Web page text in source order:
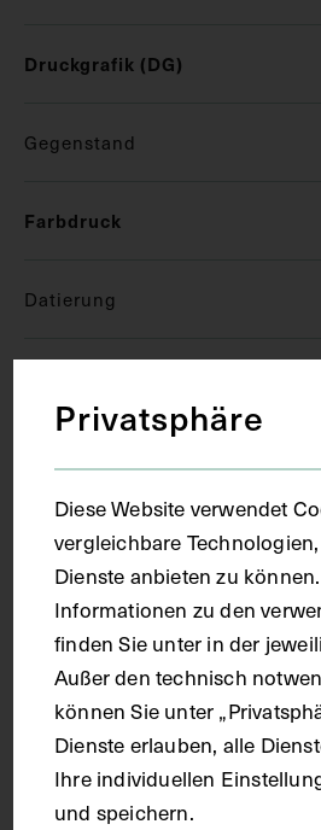
Druckgrafik (DG)
Gegenstand
Farbdruck
Datierung
Wien
Material
Papier
Technik
Privatsphäre
Diese Website verwendet
vergleichbare
Dienste anbieten zu
Informationen zu den
finden Sie unter in der
Außer den technisch
können Sie unter
Dienste erlauben, alle
Ihre individuellen
und speichern.